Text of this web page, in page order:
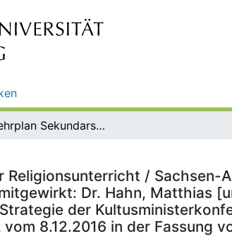
Fachlehrplan Sekundarschule - Evangelischer Religionsunterricht / Sachsen-Anhalt, Ministerium für Bildung ; an der Erarbeitung des Fachlehrplans haben mitgewirkt: Dr. Hahn, Matthias [und weitere] ; bei der Anpassung des Fachlehrplans an die Anforderungen der Strategie der Kultusministerkonferenz „Bildung in der digitalen Welt“ (Beschluss der Kultusministerkonferenz vom 8.12.2016 in der Fassung vom 7.12.2017) haben mitgewirkt: Korb, Emanuel [und weitere]
/ Sachsen-
Dr. Hahn, Matthias
der
8.12.2016 in der Fassung